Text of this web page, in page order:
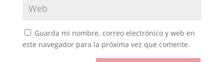
Guarda mi nombre, correo electrónico y web en
este navegador para la próxima vez que comente.